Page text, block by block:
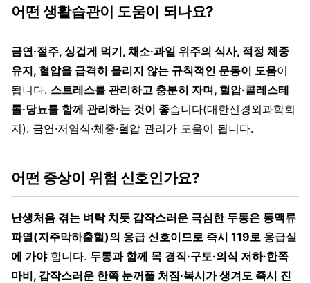
어떤 생활습관이 도움이 되나요?
금연·절주, 싱겁게 먹기, 채소·과일 위주의 식사, 적정 체중
유지, 혈압을 급격히 올리지 않는 규칙적인 운동이 도움이
됩니다. 스트레스를 관리하고 충분히 자며, 혈압·콜레스테
롤·당뇨를 함께 관리하는 것이 좋습니다(대한신경외과학회
지). 금연·저염식·체중·혈압 관리가 도움이 됩니다.
어떤 증상이 위험 신호인가요?
난생처음 겪는 벼락 치듯 갑작스러운 극심한 두통은 동맥류
파열(지주막하출혈)의 응급 신호이므로 즉시 119로 응급실
에 가야합니다. 두통과 함께 목 경직·구토·의식 저하·한쪽
마비, 갑작스러운 한쪽 눈꺼풀 처짐·복시가 생겨도 즉시 진